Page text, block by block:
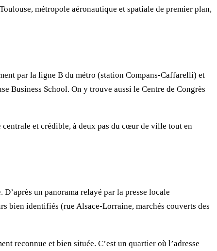
métropole aéronautique et spatiale de premier plan,
par la ligne B du métro (station Compans-Caffarelli) et
Business School. On y trouve aussi le Centre de Congrès
et crédible, à deux pas du cœur de ville tout en
un panorama relayé par la presse locale
bien identifiés (rue Alsace-Lorraine, marchés couverts des
reconnue et bien située. C’est un quartier où l’adresse